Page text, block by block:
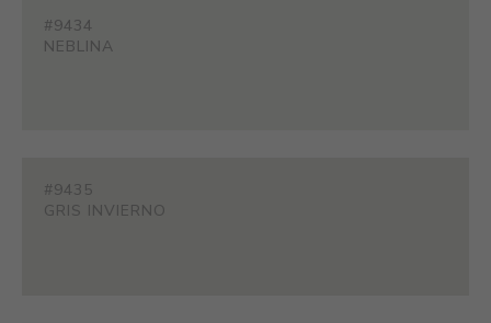
#9434
NEBLINA
#9435
GRIS INVIERNO